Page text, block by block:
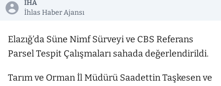
İHA
İhlas Haber Ajansı
Elazığ’da Süne Nimf Sürveyi ve CBS Referans
Parsel Tespit Çalışmaları sahada değerlendirildi.
Tarım ve Orman İl Müdürü Saadettin Taşkesen ve